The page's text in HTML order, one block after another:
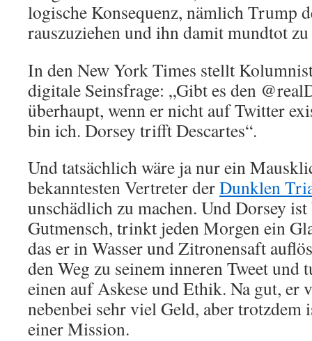
logische Konsequenz, nämlich Trump
rauszuziehen und ihn damit mundtot zu
In den New York Times stellt
digitale Seinsfrage: „Gibt es den
überhaupt, wenn er nicht auf Twitter
bin ich. Dorsey trifft Descartes“.
Und tatsächlich wäre ja nur ein
bekanntesten Vertreter derDunklen
unschädlich zu machen. Und Dorsey
Gutmensch, trinkt jeden Morgen ein
das er in Wasser und Zitronensaft
den Weg zu seinem inneren Tweet und
einen auf Askese und Ethik. Na gut, er
nebenbei sehr viel Geld, aber trotzdem
einer Mission.